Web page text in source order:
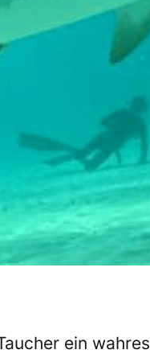
ein wahres